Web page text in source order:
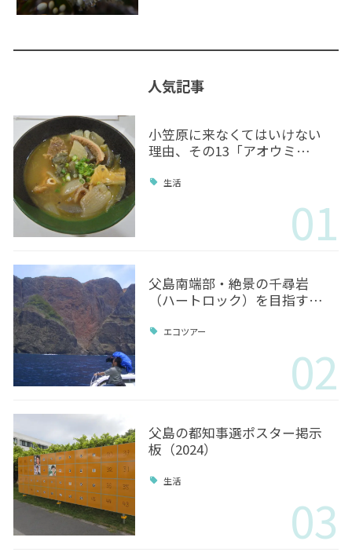
人気記事
小笠原に来なくてはいけない
理由、その13「アオウミ…
生活
01
父島南端部・絶景の千尋岩
（ハートロック）を目指す…
エコツアー
02
父島の都知事選ポスター掲示
板（2024）
生活
03